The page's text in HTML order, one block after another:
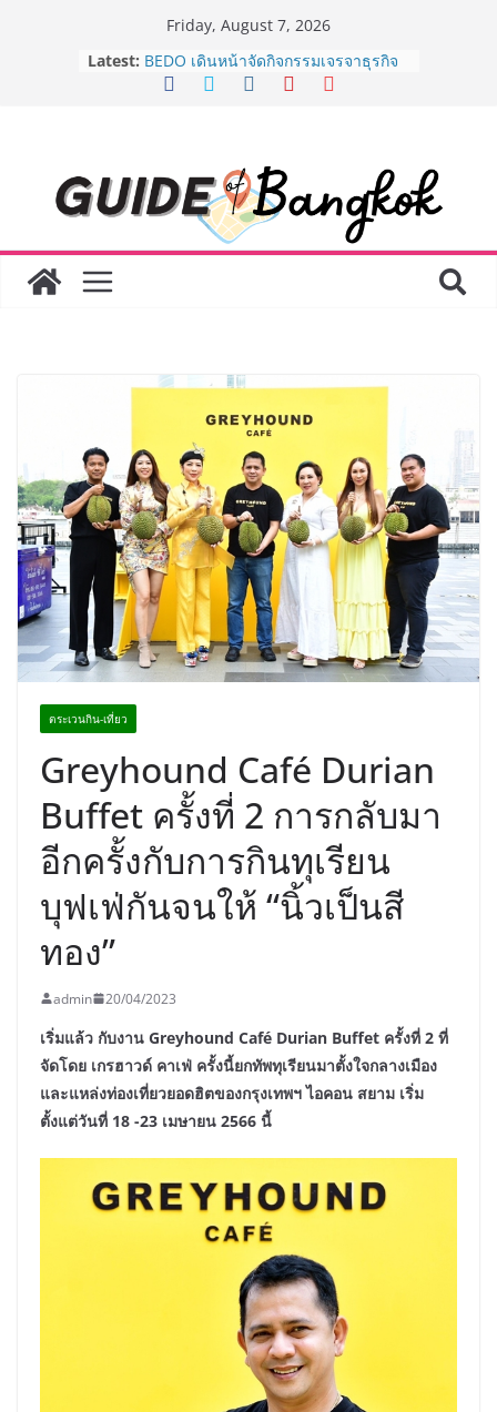
Friday, August 7, 2026
Latest: AirAsia X SEE FAH พันธมิตรทางธุรกิจ
ยาวนานกว่า 20 ปี ต่อยอดเสิร์ฟความ
“BIO TRADE CONNECT 2026” ยก
ระดับผลิตภัณฑ์ท้องถิ่นสู่ตลาดเชิง
พาณิชย์อย่างยั่งยืน
“ตลาดดอกไม้สี่มุมเมือง” ศูนย์รวมดอกไม้
สด ดอกไม้ประดิษฐ์ พวงมาลัย และสังฆ
ได้เตรียมนักเรียนเพียงเพื่อก้าวเข้าสู่
มหาวิทยาลัยเท่านั้น แต่ยังเตรียมพวก
เขาให้พร้อมเป็นผู้กำหนดอนาคต”
8.8 “ซูเลียน” รวมพลังนักธุรกิจทั่ว
ประเทศ จัดประชุมใหญ่แห่งปี พบ CEO
“ดร.ปิยะวัฒน์” ถ่ายทอดวิสัยทัศน์ธุรกิจ
พร้อมฟรีคอนเสิร์ต “โชค รถแห่” ยกวง
ตระเวนกิน-เที่ยว
Greyhound Café Durian
Buffet ครั้งที่ 2 การกลับมา
อีกครั้งกับการกินทุเรียน
บุฟเฟ่กันจนให้ “นิ้วเป็นสี
ทอง”
admin 20/04/2023
เริ่มแล้ว กับงาน Greyhound Café Durian Buffet ครั้งที่ 2 ที่
จัดโดย เกรฮาวด์ คาเฟ่ ครั้งนี้ยกทัพทุเรียนมาตั้งใจกลางเมือง
และแหล่งท่องเที่ยวยอดฮิตของกรุงเทพฯ ไอคอน สยาม เริ่ม
ตั้งแต่วันที่ 18 -23 เมษายน 2566 นี้